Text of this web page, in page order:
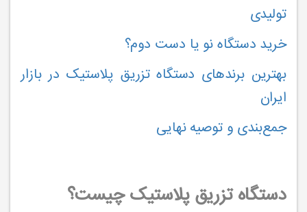
تولیدی
خرید دستگاه نو یا دست دوم؟
بهترین برندهای دستگاه تزریق پلاستیک در بازار
ایران
جمع‌بندی و توصیه نهایی
دستگاه تزریق پلاستیک چیست؟